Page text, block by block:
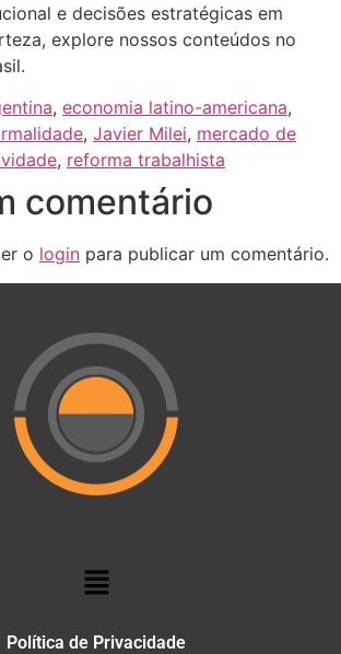
e decisões estratégicas em
explore nossos conteúdos no
, economia latino-americana,
, Javier Milei, mercado de
, reforma trabalhista
comentário
o login para publicar um comentário.
Política de Privacidade